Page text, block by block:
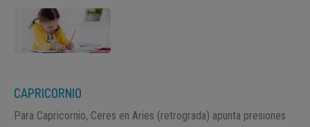
CAPRICORNIO
Para Capricornio, Ceres en Aries (retrograda) apunta presiones